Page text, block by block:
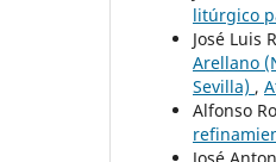
litúrgico
José Luis
Arellano
Sevilla) ,
Alfonso
José